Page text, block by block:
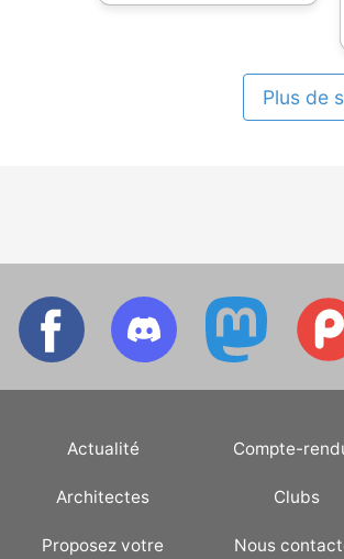
Plus de
Actualité Compte-
Architectes Clubs
Proposez votre
Nous